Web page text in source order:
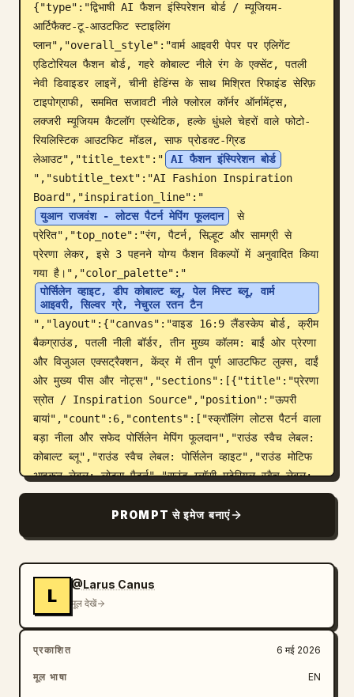
ब्लॉग
अपडेट
{"type":"द्विभाषी AI फैशन इंस्पिरेशन बोर्ड / म्यूजियम-
आर्टिफैक्ट-टू-आउटफिट स्टाइलिंग
प्लान","overall_style":"वार्म आइवरी पेपर पर एलिगेंट
एडिटोरियल फैशन बोर्ड, गहरे कोबाल्ट नीले रंग के एक्सेंट, पतली
नेवी डिवाइडर लाइनें, चीनी हेडिंग्स के साथ मिश्रित रिफाइंड सेरिफ़
टाइपोग्राफी, सममित सजावटी नीले फ्लोरल कॉर्नर ऑर्नामेंट्स,
लक्जरी म्यूजियम कैटलॉग एस्थेटिक, हल्के धुंधले चेहरों वाले फोटो-
रियलिस्टिक आउटफिट मॉडल, साफ प्रोडक्ट-ग्रिड
लेआउट","title_text":"
AI फैशन इंस्पिरेशन बोर्ड
","subtitle_text":"AI Fashion Inspiration
Board","inspiration_line":"
युआन राजवंश - लोटस पैटर्न मेपिंग फूलदान
से
प्रेरित","top_note":"रंग, पैटर्न, सिल्हूट और सामग्री से
प्रेरणा लेकर, इसे 3 पहनने योग्य फैशन विकल्पों में अनुवादित किया
गया है।","color_palette":"
पोर्सिलेन व्हाइट, डीप कोबाल्ट ब्लू, पेल मिस्ट ब्लू, वार्म
आइवरी, सिल्वर ग्रे, नेचुरल रतन टैन
","layout":{"canvas":"वाइड 16:9 लैंडस्केप बोर्ड, क्रीम
बैकग्राउंड, पतली नीली बॉर्डर, तीन मुख्य कॉलम: बाईं ओर प्रेरणा
और विजुअल एक्सट्रैक्शन, केंद्र में तीन पूर्ण आउटफिट लुक्स, दाईं
ओर मुख्य पीस और नोट्स","sections":[{"title":"प्रेरणा
स्रोत / Inspiration Source","position":"ऊपरी
बायां","count":6,"contents":["स्क्रॉलिंग लोटस पैटर्न वाला
बड़ा नीला और सफेद पोर्सिलेन मेपिंग फूलदान","राउंड स्वैच लेबल:
कोबाल्ट ब्लू","राउंड स्वैच लेबल: पोर्सिलेन व्हाइट","राउंड मोटिफ
आइकन लेबल: लोटस पैटर्न","राउंड ग्लॉसी मटेरियल स्वैच लेबल:
ग्लेज्ड फिनिश","फूलदान सिल्हूट आइकन लेबल: मेपिंग शेप"]},
{"title":"विजुअल एक्सट्रैक्शन / Visual
ब्लू","इंडिगो","ऑफ-व्हाइट","वार्म व्हाइट","इनेमल ब्लू"]},
{"name":"स्टाइल कीवर्ड्स","count":6,"labels":
["ओरिएंटल पोर्सिलेन चार्म","रिस्ट्रेंड
रोमांस","एलिगेंट","अर्बन","सॉफ्ट ग्लो","वियरेबल लक्जरी"]},
ए-लाइन","स्लिम लाइन","ऊपर संकरा नीचे चौड़ा","वेस्ट-
PROMPT से इमेज बनाएं
L
@Larus Canus
मूल देखें
प्रकाशित 6 मई 2026
मूल भाषा EN